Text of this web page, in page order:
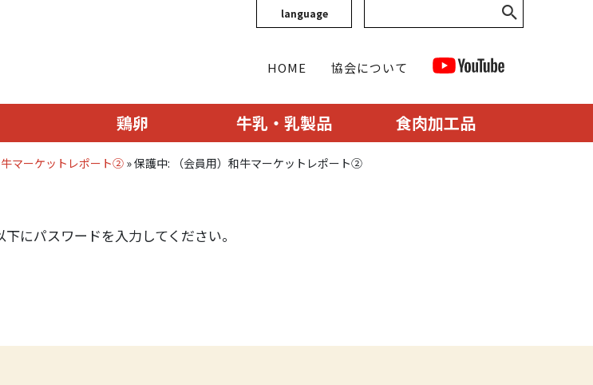
language
HOME 協会について
鶏卵 牛乳・乳製品 食肉加工品
マーケットレポート②»保護中: （会員用）和牛マーケットレポート②
にパスワードを入力してください。